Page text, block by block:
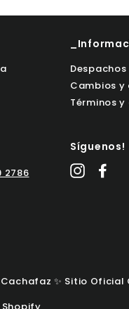
Despachos
Cambios y
Términos
2786
Síguenos!
✨ Sitio Oficial